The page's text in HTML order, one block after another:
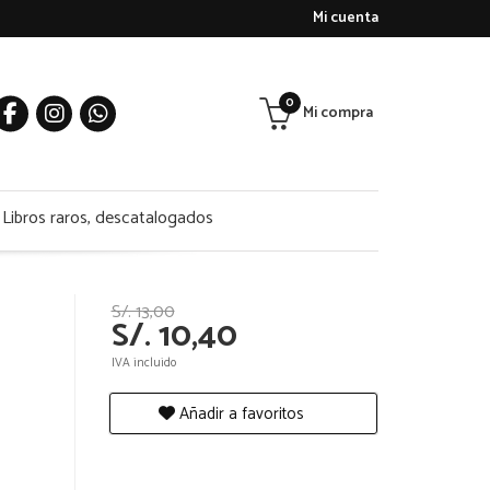
Mi cuenta
Mi compra
0
Libros raros, descatalogados
S/. 13,00
S/. 10,40
IVA incluido
Añadir a favoritos